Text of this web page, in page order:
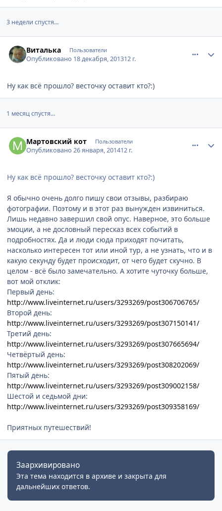
3 недели спустя...
Виталька Пользователи
Опубликовано 18 декабря, 201312 г.
Ну как всё прошло? весточку оставит кто?:)
1 месяц спустя...
Мартовский кот Пользователи
Опубликовано26 января, 201412 г.
Ну как всё прошло? весточку оставит кто?:)
Я обычно очень долго пишу свои отзывы, разбираю
фотографии. Поэтому и в этот раз вынужден извиниться.
Лишь недавно завершил свой опус. Наверное, это больше
эмоции, а не дословный пересказ всех событий в
подробностях. Да и люди сюда приходят почитать,
насколько интересен тот или иной тур, а не узнать, что и в
какую секунду будет происходит, от чего будет скучно. В
целом - всё было замечательно. А хотите чуточку больше,
вот мой отклик:
Первый день:
http://www.liveinternet.ru/users/3293269/post306706765/
Второй день:
http://www.liveinternet.ru/users/3293269/post307150141/
Третий день:
http://www.liveinternet.ru/users/3293269/post307665694/
Четвёртый день:
http://www.liveinternet.ru/users/3293269/post308202069/
Пятый день:
http://www.liveinternet.ru/users/3293269/post309002158/
Шестой и седьмой дни:
http://www.liveinternet.ru/users/3293269/post309358169/
Приятных путешествий!
Заархивировано
Эта тема находится в архиве и закрыта для
дальнейших ответов.